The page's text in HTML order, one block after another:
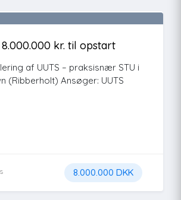
kr. til opstart
af UUTS – praksisnær STU i
(Ribberholt) Ansøger: UUTS
8.000.000 DKK